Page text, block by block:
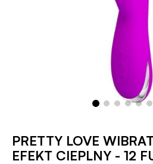
PRETTY LOVE
EFEKT CIEPLNY - 12